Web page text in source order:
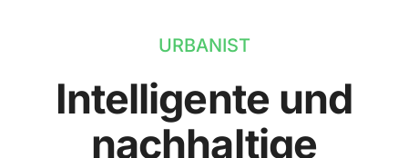
URBANIST
Intelligente und
nachhaltige